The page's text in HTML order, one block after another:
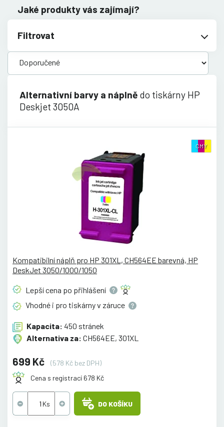
Jaké produkty vás zajímají?
Filtrovat
Alternativní barvy a náplně do tiskárny HP
Deskjet 3050A
CMY
Kompatibilní náplň pro HP 301XL, CH564EE barevná, HP
DeskJet 3050/1000/1050
Lepší cena po přihlášení
Vhodné i pro tiskárny v záruce
Kapacita: 450 stránek
Alternativa za: CH564EE, 301XL
699 Kč
(578 Kč bez DPH)
Cena s registrací 678 Kč
DO KOŠÍKU